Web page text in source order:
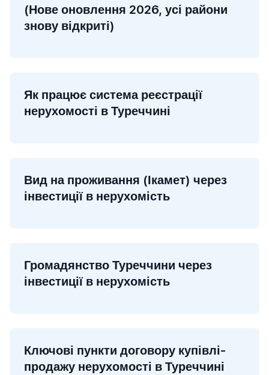
(Нове оновлення 2026, усі райони
знову відкриті)
Як працює система реєстрації
нерухомості в Туреччині
Вид на проживання (Ікамет) через
інвестиції в нерухомість
Громадянство Туреччини через
інвестиції в нерухомість
Ключові пункти договору купівлі-
продажу нерухомості в Туреччині